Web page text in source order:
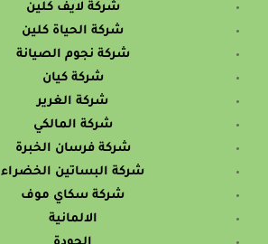
شركة لايف كلين
شركة الحياة كلين
شركة نجوم الصيانة
شركة كيان
شركة الغرير
شركة المالكي
شركة فرسان الخبرة
شركة البساتين الخضراء
شركة سكاي موف
الالمانية